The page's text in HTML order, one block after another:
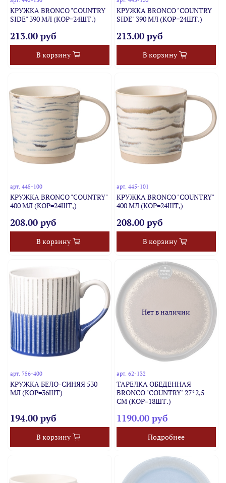
КРУЖКА BRONCO "COUNTRY
SIDE" 390 МЛ (КОР=24ШТ.)
213.00 руб
В корзину
КРУЖКА BRONCO "COUNTRY
SIDE" 390 МЛ (КОР=24ШТ.)
213.00 руб
В корзину
арт.445-100
КРУЖКА BRONCO "COUNTRY"
400 МЛ (КОР=24ШТ,)
208.00 руб
В корзину
арт. 445-101
КРУЖКА BRONCO "COUNTRY"
400 МЛ (КОР=24ШТ,)
208.00 руб
В корзину
арт.756-400
КРУЖКА БЕЛО-СИНЯЯ 530
МЛ (КОР=36ШТ)
194.00 руб
В корзину
Нет в наличии
арт. 62-132
ТАРЕЛКА ОБЕДЕННАЯ
BRONCO "COUNTRY" 27*2,5
СМ (КОР=18ШТ.)
1190.00 руб
Подробнее